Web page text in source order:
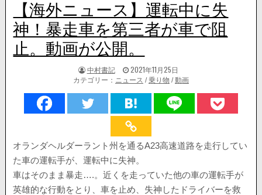
【海外ニュース】運転中に失
神！暴走車を第三者が車で阻
止。動画が公開。
著
者:
中村書記
掲
載
日：
2021年11月25日
カテゴリー： ニュース /乗り物 /動画
オランダヘルダーラント州を通るA23高速道路を走行してい
た車の運転手が、運転中に失神。
車はそのまま暴走….。近くを走っていた他の車の運転手が
英雄的な行動をとり、車を止め、失神したドライバーを救